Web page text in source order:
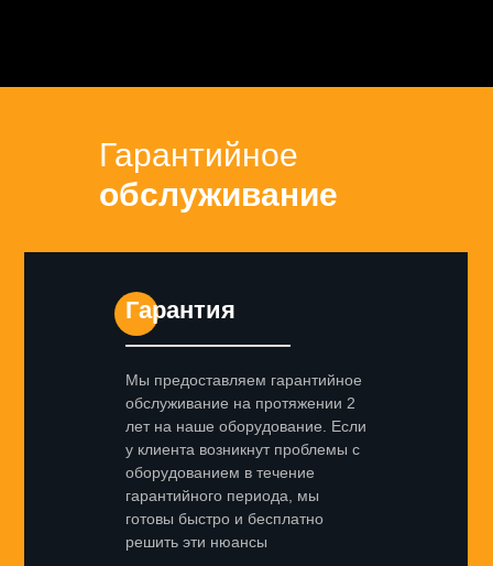
Гарантийное
обслуживание
Мы предоставляем гарантийное
обслуживание на протяжении 2
лет на наше оборудование. Если
у клиента возникнут проблемы с
оборудованием в течение
гарантийного периода, мы
готовы быстро и бесплатно
решить эти нюансы
Гарантия